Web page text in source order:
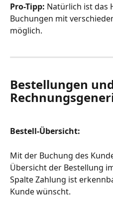
Pro-Tipp: Natürlich ist das
Buchungen mit
möglich.
Bestellungen
Bestell-Übersicht:
Mit der Buchung des
Übersicht der Bestellung
Spalte Zahlung ist
Kunde wünscht.